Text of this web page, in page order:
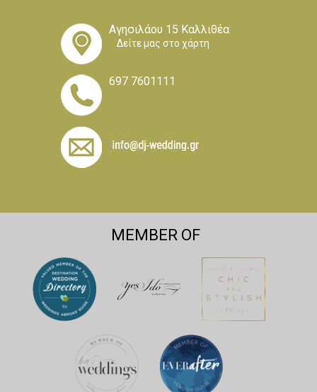
Αγησιλάου 15 Καλλιθέα
Δείτε μας στο χάρτη
697 7601111
MEMBER OF